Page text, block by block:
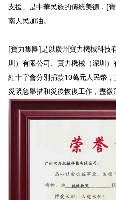
支援」是中華民族的傳統美德，[
南人民加油。
[寶力集團]是以廣州寶力機械科技
圳）有限公司、寶力機械（深圳
紅十字會分別捐款10萬元人民幣
災緊急舉措和災後恢復工作，盡微